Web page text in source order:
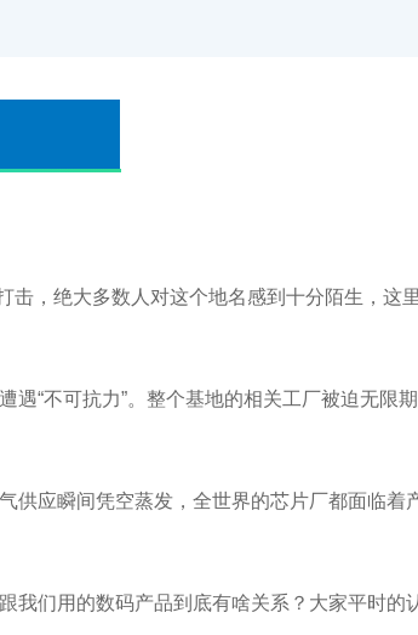
，绝大多数人对这个地名感到十分陌生，这
“不可抗力”。整个基地的相关工厂被迫无限
应瞬间凭空蒸发，全世界的芯片厂都面临着
们用的数码产品到底有啥关系？大家平时的